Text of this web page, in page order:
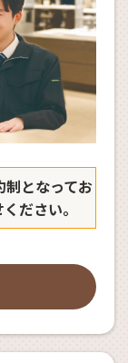
制となってお
ださい。